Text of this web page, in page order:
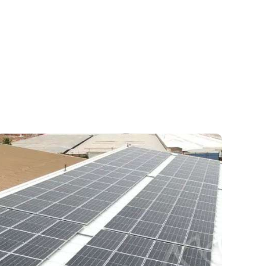
precios similares a los de el